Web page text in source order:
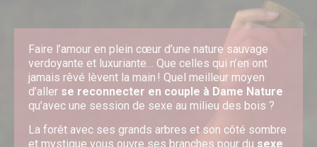
Faire l’amour en plein cœur d’une nature sauvage
verdoyante et luxuriante… Que celles qui n’en ont
jamais rêvé lèvent la main ! Quel meilleur moyen
d’aller se reconnecter en couple à Dame Nature
qu’avec une session de sexe au milieu des bois ?
La forêt avec ses grands arbres et son côté sombre
et mystique vous ouvre ses branches pour du sexe